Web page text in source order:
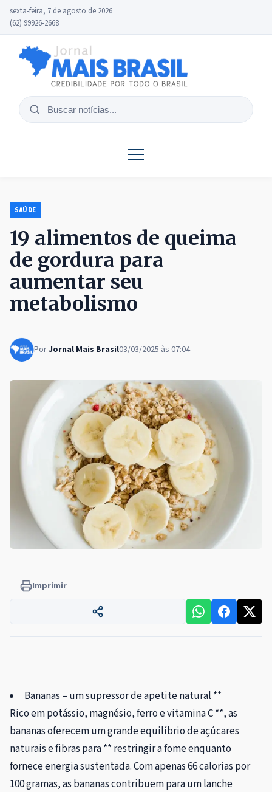
sexta-feira, 7 de agosto de 2026
(62) 99926-2668
Buscar
SAÚDE
19 alimentos de queima
de gordura para
aumentar seu
metabolismo
PorJornal Mais Brasil03/03/2025 às 07:04
Imprimir
Bananas – um supressor de apetite natural **
Rico em potássio, magnésio, ferro e vitamina C **, as
bananas oferecem um grande equilíbrio de açúcares
naturais e fibras para ** restringir a fome enquanto
fornece energia sustentada. Com apenas 66 calorias por
100 gramas, as bananas contribuem para um lanche